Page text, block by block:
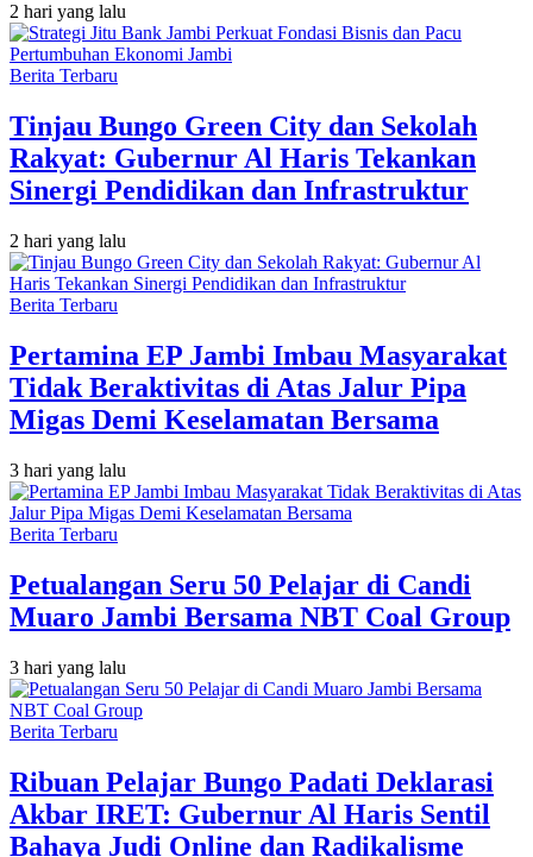
2 hari yang lalu
Berita Terbaru
Tinjau Bungo Green City dan Sekolah
Rakyat: Gubernur Al Haris Tekankan
Sinergi Pendidikan dan Infrastruktur
2 hari yang lalu
Berita Terbaru
Pertamina EP Jambi Imbau Masyarakat
Tidak Beraktivitas di Atas Jalur Pipa
Migas Demi Keselamatan Bersama
3 hari yang lalu
Berita Terbaru
Petualangan Seru 50 Pelajar di Candi
Muaro Jambi Bersama NBT Coal Group
3 hari yang lalu
Berita Terbaru
Ribuan Pelajar Bungo Padati Deklarasi
Akbar IRET: Gubernur Al Haris Sentil
Bahaya Judi Online dan Radikalisme